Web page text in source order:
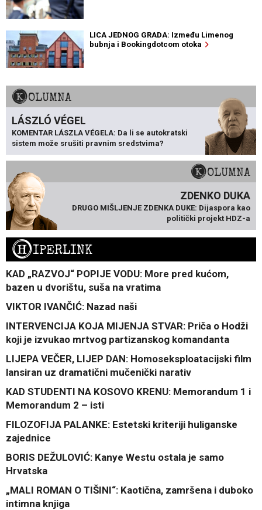
LICA JEDNOG GRADA: Između Limenog
bubnja i Bookingdotcom otoka
KOLUMNA
LÁSZLÓ VÉGEL
KOMENTAR LÁSZLA VÉGELA: Da li se autokratski
sistem može srušiti pravnim sredstvima?
KOLUMNA
ZDENKO DUKA
DRUGO MIŠLJENJE ZDENKA DUKE: Dijaspora kao
politički projekt HDZ-a
HIPERLINK
KAD „RAZVOJ“ POPIJE VODU: More pred kućom,
bazen u dvorištu, suša na vratima
VIKTOR IVANČIĆ: Nazad naši
INTERVENCIJA KOJA MIJENJA STVAR: Priča o Hodži
koji je izvukao mrtvog partizanskog komandanta
LIJEPA VEČER, LIJEP DAN: Homoseksploatacijski film
lansiran uz dramatični mučenički narativ
KAD STUDENTI NA KOSOVO KRENU: Memorandum 1 i
Memorandum 2 – isti
FILOZOFIJA PALANKE: Estetski kriteriji huliganske
zajednice
BORIS DEŽULOVIĆ: Kanye Westu ostala je samo
Hrvatska
„MALI ROMAN O TIŠINI“: Kaotična, zamršena i duboko
intimna knjiga